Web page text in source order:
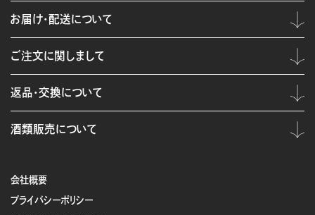
会社概要
プライバシーポリシー
お届け・配送について
ご注文に関しまして
返品・交換について
酒類販売について